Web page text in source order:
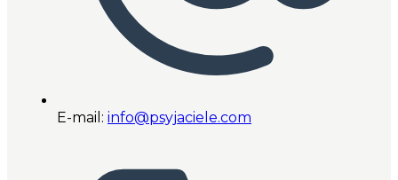
E-mail: info@psyjaciele.com